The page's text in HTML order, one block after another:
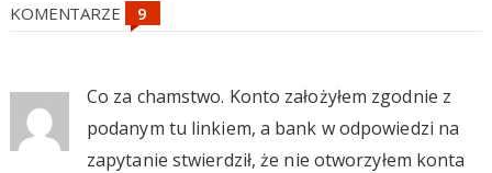
KOMENTARZE
Co za chamstwo. Konto założyłem zgodnie z
podanym tu linkiem, a bank w odpowiedzi na
zapytanie stwierdził, że nie otworzyłem konta